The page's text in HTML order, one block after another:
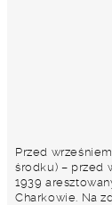
Przed
środku) – przed
1939
Charkowie. Na